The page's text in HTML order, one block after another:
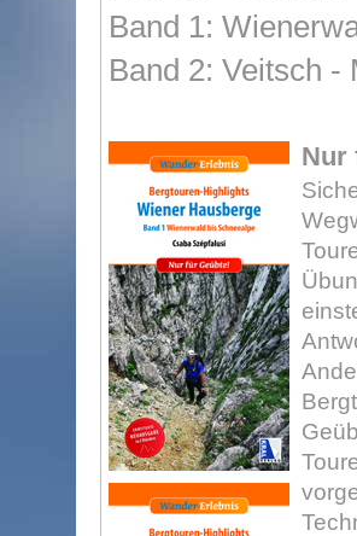
Band 1:
Band 2: Veitsch -
Nur